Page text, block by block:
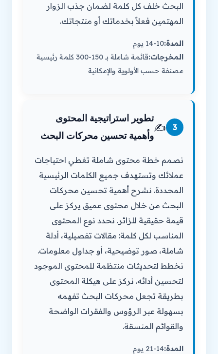
البحث خلف كل كلمة لضمان جذب الزوار
المهتمين فعلاً بخدماتك أو منتجاتك.
المدة:10-14 يوم
المخرجات:
قائمة شاملة بـ 150-300 كلمة رئيسية
مصنفة حسب الأولوية والإمكانية
3
✍️
تطوير استراتيجية المحتوى
وأهمية تحسين محركات البحث
نصمم خطة محتوى شاملة تغطي احتياجات
عملائك وتستهدف جميع الكلمات الرئيسية
المحددة. نشرح أهمية تحسين محركات
البحث من خلال محتوى عميق يركز على
قيمة حقيقية للزائر. نحدد نوع المحتوى
المناسب لكل كلمة: مقالات تفصيلية، أدلة
شاملة، صور توضيحية، أو جداول معلومات.
نخطط لتحديثات منتظمة للمحتوى الموجود
لتحسين أدائه. نركز على هيكلة المحتوى
بطريقة تجعل محركات البحث تفهمه
بسهولة عبر الرؤوس والفقرات الواضحة
والقوائم المنسقة.
المدة:14-21 يوم